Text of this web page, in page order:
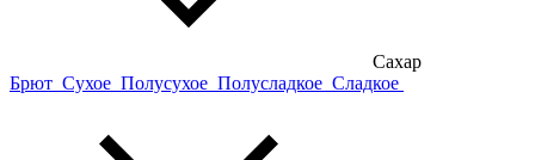
Сахар
Брют Сухое Полусухое Полусладкое Сладкое